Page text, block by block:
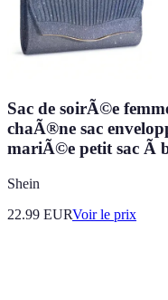
Sac de soirÃ©e
chaÃ®ne sac
mariÃ©e petit sac Ã
Shein
22.99 EURVoir le prix